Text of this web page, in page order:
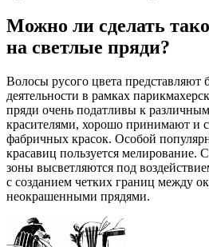
Можно ли сделать
на светлые пряди?
Волосы русого цвета представляют
деятельности в рамках
пряди очень податливы к
красителями, хорошо принимают и
фабричных красок. Особой
красавиц пользуется
зоны высветляются под
с созданием четких границ между
неокрашенными прядями.